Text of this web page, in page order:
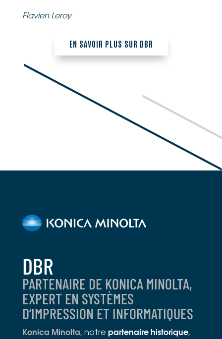
Flavien Leroy
EN SAVOIR PLUS SUR DBR
DBR
PARTENAIRE DE KONICA MINOLTA,
EXPERT EN SYSTÈMES
D’IMPRESSION ET INFORMATIQUES
Konica Minolta, notre partenaire historique,